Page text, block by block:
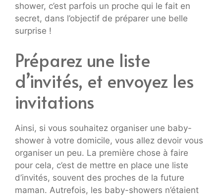
shower, c’est parfois un proche qui le fait en
secret, dans l’objectif de préparer une belle
surprise !
Préparez une liste
d’invités, et envoyez les
invitations
Ainsi, si vous souhaitez organiser une baby-
shower à votre domicile, vous allez devoir vous
organiser un peu. La première chose à faire
pour cela, c’est de mettre en place une liste
d’invités, souvent des proches de la future
maman. Autrefois, les baby-showers n’étaient